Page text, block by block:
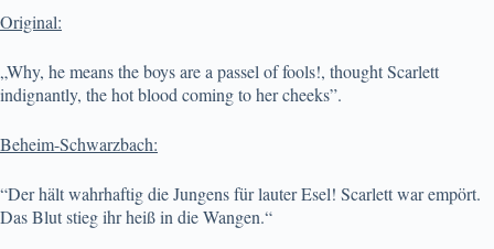
Original:
„Why, he means the boys are a passel of fools!, thought Scarlett
indignantly, the hot blood coming to her cheeks”.
Beheim-Schwarzbach:
“Der hält wahrhaftig die Jungens für lauter Esel! Scarlett war empört.
Das Blut stieg ihr heiß in die Wangen.“